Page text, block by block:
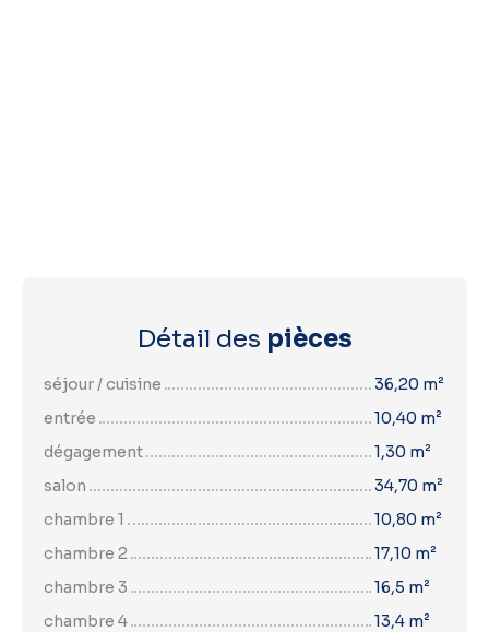
Détail des pièces
séjour / cuisine
36,20 m²
entrée
10,40 m²
dégagement
1,30 m²
salon
34,70 m²
chambre 1
10,80 m²
chambre 2
17,10 m²
chambre 3
16,5 m²
chambre 4
13,4 m²